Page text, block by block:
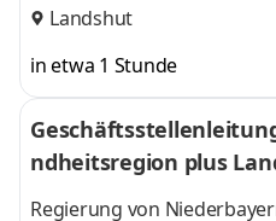
Landshut
in etwa 1 Stunde
ndheitsregion plus
au
Regierung von